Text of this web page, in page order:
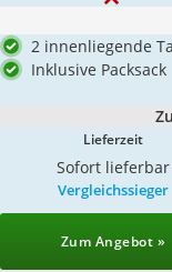
2 innenliegende
Inklusive Packsack
Lieferzeit
Sofort lieferbar
Vergleichssieger
Zum Angebot »